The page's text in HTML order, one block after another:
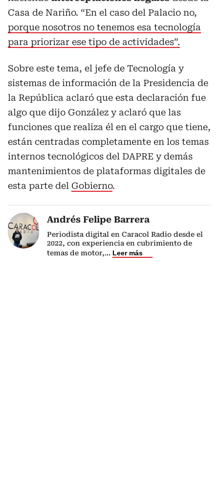
Casa de Nariño. “En el caso del Palacio no,
porque nosotros no tenemos esa tecnología
para priorizar ese tipo de actividades”.
Sobre este tema, el jefe de Tecnología y
sistemas de información de la Presidencia de
la República aclaró que esta declaración fue
algo que dijo González y aclaró que las
funciones que realiza él en el cargo que tiene,
están centradas completamente en los temas
internos tecnológicos del DAPRE y demás
mantenimientos de plataformas digitales de
esta parte del Gobierno.
Andrés Felipe Barrera
Periodista digital en Caracol Radio desde el
2022, con experiencia en cubrimiento de
temas de motor,... Leer más